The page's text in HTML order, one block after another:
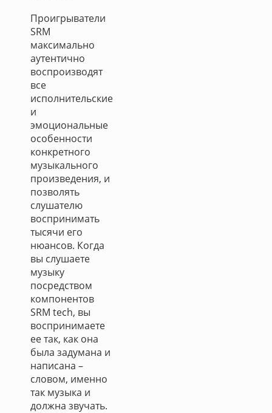
Проигрыватели
SRM
максимально
аутентично
воспроизводят
все
исполнительские
и
эмоциональные
особенности
конкретного
музыкального
произведения, и
позволять
слушателю
воспринимать
тысячи его
нюансов. Когда
вы слушаете
музыку
посредством
компонентов
SRM tech, вы
воспринимаете
ее так, как она
была задумана и
написана –
словом, именно
так музыка и
должна звучать.